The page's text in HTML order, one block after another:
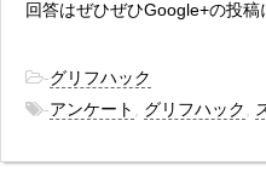
回答はぜひぜひGoogle+の投稿
-グリフハック
-アンケート グリフハック